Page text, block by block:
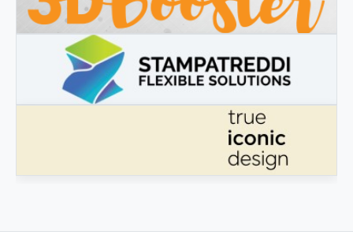
3DBOOSTER
3DBooster - Innovative Produkte für den 3D-Druck